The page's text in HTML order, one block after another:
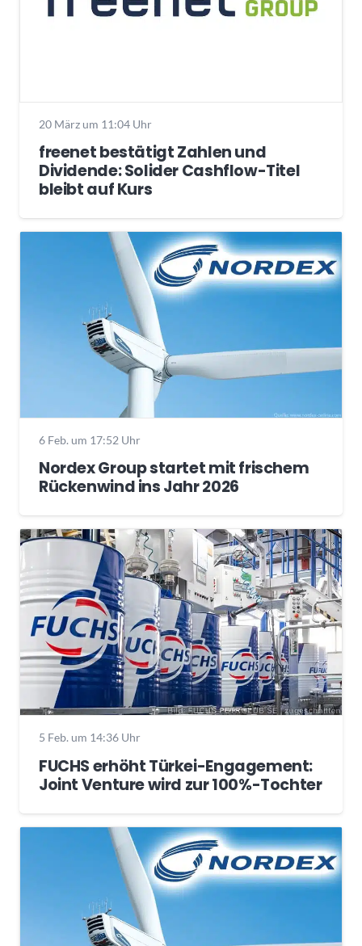
20 März um 11:04 Uhr
freenet bestätigt Zahlen und
Dividende: Solider Cashflow-Titel
bleibt auf Kurs
6 Feb. um 17:52 Uhr
Nordex Group startet mit frischem
Rückenwind ins Jahr 2026
5 Feb. um 14:36 Uhr
FUCHS erhöht Türkei-Engagement:
Joint Venture wird zur 100%-Tochter